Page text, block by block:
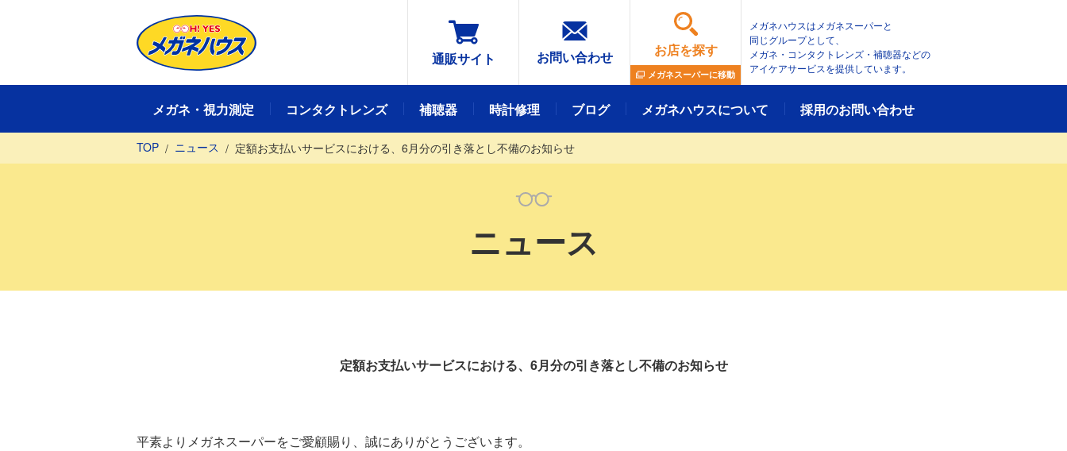
通販サイト お問い合わせ お店を探す
メガネスーパーに移動
メガネハウスはメガネスーパーと
同じグループとして、
メガネ・コンタクトレンズ・補聴器などの
アイケアサービスを提供しています。
メガネ・視力測定
メガネ・視力測定TOP メガネレンズ
コンタクトレンズ 補聴器 時計修理 ブログ メガネハウスについて 採用のお問い合わせ
TOP ニュース 定額お⽀払いサービスにおける、6⽉分の引き落とし不備のお知らせ
ニュース
定額お⽀払いサービスにおける、6⽉分の引き落とし不備のお知らせ
平素よりメガネスーパーをご愛顧賜り、誠にありがとうございます。